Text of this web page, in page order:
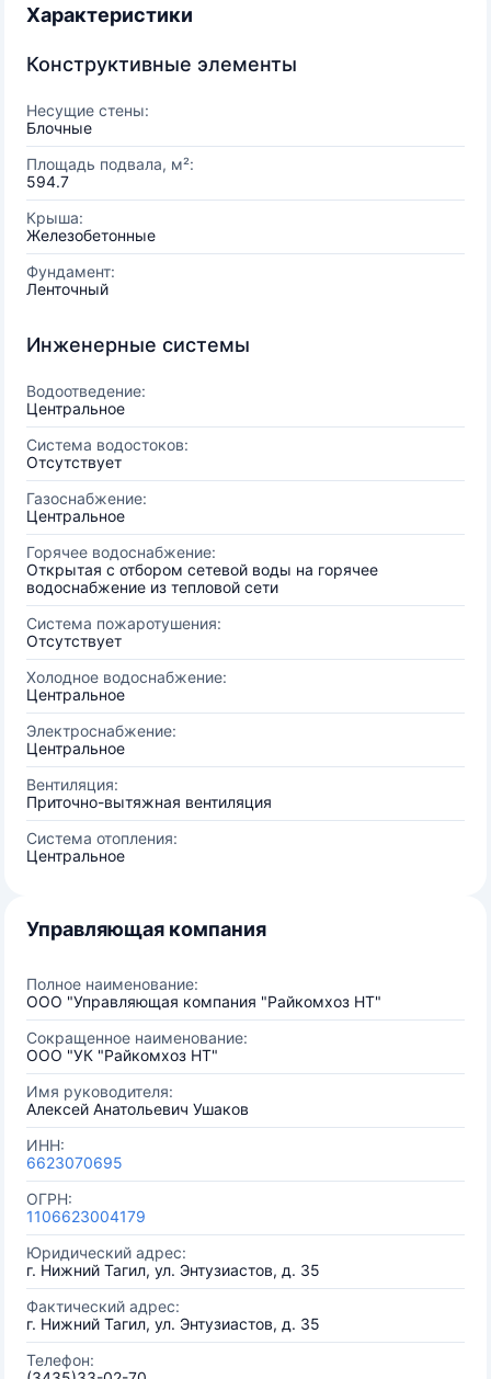
Характеристики
Конструктивные элементы
Несущие стены:
Блочные
Площадь подвала, м²:
594.7
Крыша:
Железобетонные
Фундамент:
Ленточный
Инженерные системы
Водоотведение:
Центральное
Система водостоков:
Отсутствует
Газоснабжение:
Центральное
Горячее водоснабжение:
Открытая с отбором сетевой воды на горячее
водоснабжение из тепловой сети
Система пожаротушения:
Отсутствует
Холодное водоснабжение:
Центральное
Электроснабжение:
Центральное
Вентиляция:
Приточно-вытяжная вентиляция
Система отопления:
Центральное
Управляющая компания
Полное наименование:
ООО "Управляющая компания "Райкомхоз НТ"
Сокращенное наименование:
ООО "УК "Райкомхоз НТ"
Имя руководителя:
Алексей Анатольевич Ушаков
ИНН:
6623070695
ОГРН:
1106623004179
Юридический адрес:
г. Нижний Тагил, ул. Энтузиастов, д. 35
Фактический адрес:
г. Нижний Тагил, ул. Энтузиастов, д. 35
Телефон: